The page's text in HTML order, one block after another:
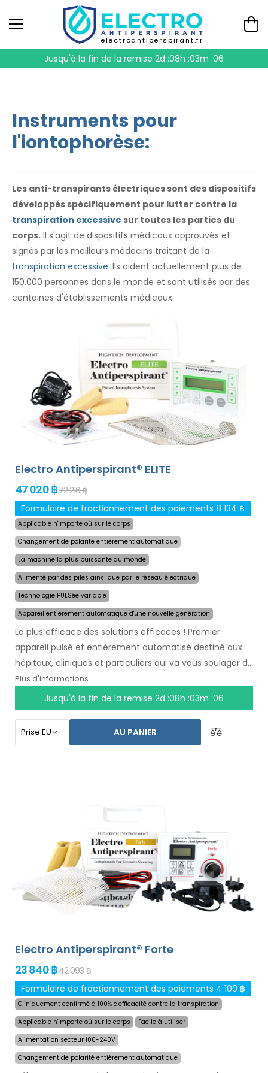
electroantiperspirant.fr
Jusqu'à la fin de la remise 2d :08h :03m :06
Instruments pour
l'iontophorèse:
Les anti-transpirants électriques sont des dispositifs
développés spécifiquement pour lutter contre la
transpiration excessive sur toutes les parties du
corps. Il s'agit de dispositifs médicaux approuvés et
signés par les meilleurs médecins traitant de la
transpiration excessive. Ils aident actuellement plus de
150.000 personnes dans le monde et sont utilisés par des
centaines d'établissements médicaux.
Electro Antiperspirant® ELITE
47 020 ฿72 216 ฿
Formulaire de fractionnement des paiements 8 134 ฿
Applicable n'importe où sur le corps
Changement de polarité entièrement automatique
La machine la plus puissante au monde
Alimenté par des piles ainsi que par le réseau électrique
Technologie PULSée variable
Appareil entièrement automatique d'une nouvelle génération
La plus efficace des solutions efficaces ! Premier
appareil pulsé et entièrement automatisé destiné aux
hôpitaux, cliniques et particuliers qui va vous soulager de
la transpirationpendant plusieurs mois après une
seule utilisation . Au début du traitement, vous
choisissez simplement la zone affectée par la
mains, des pieds et des aisselles (inclus dans le forfait
de base). Avec des adaptateurs supplémentaires, la
transpiration excessive de la tête, du front, de
l`abdomen, du dos, des fesses, de la poitrine et d`autres
parties du corps peut être traitée avec succès et
Garantie de remboursement en
gratuite !
Plus d'informations...
Jusqu'à la fin de la remise 2d :08h :03m :06
AU PANIER
Electro Antiperspirant® Forte
23 840 ฿42 093 ฿
Formulaire de fractionnement des paiements 4 100 ฿
Cliniquement confirmé à 100% d'efficacité contre la transpiration
Applicable n'importe où sur le corps
Facile à utiliser
Alimentation secteur 100-240V
Changement de polarité entièrement automatique